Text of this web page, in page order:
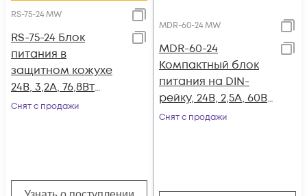
RS-75-24 MW
RS-75-24 Блок
питания в
защитном кожухе
24В, 3,2А, 76,8Вт
Mean Well
Снят с продажи
MDR-60-24 MW
MDR-60-24
Компактный блок
питания на DIN-
рейку, 24В, 2,5А, 60Вт
Mean Well
Снят с продажи